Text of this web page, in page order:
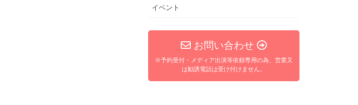
イベント
お問い合わせ
※予約受付・メディア出演等依頼専用の為、営業又
は勧誘電話は受け付けません。